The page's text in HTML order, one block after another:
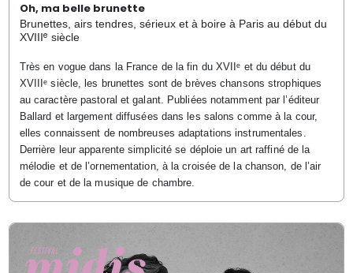
Oh, ma belle brunette
Brunettes, airs tendres, sérieux et à boire à Paris au début du
XVIIIe siècle
Très en vogue dans la France de la fin du XVIIᵉ et du début du
XVIIIᵉ siècle, les brunettes sont de brèves chansons strophiques
au caractère pastoral et galant. Publiées notamment par l’éditeur
Ballard et largement diffusées dans les salons comme à la cour,
elles connaissent de nombreuses adaptations instrumentales.
Derrière leur apparente simplicité se déploie un art raffiné de la
mélodie et de l’ornementation, à la croisée de la chanson, de l’air
de cour et de la musique de chambre.